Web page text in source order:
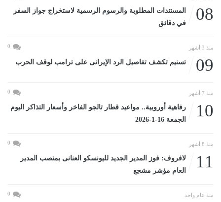
08
المستندات المطلوبة والرسوم الرسمية لاستخراج جواز السفر
في دقائق
منذ 3 أشهر 0
09 تسنيم تكشف تفاصيل الرد الإيرانى على ترامب لوقف الحرب
منذ 7 أشهر 0
10
رفاهية أوروبية.. مواعيد قطار تالجو الفاخر وأسعار التذاكر اليوم
الجمعة 16-1-2026
منذ 8 أشهر 0
11
لافروف: فوز المدير الجديد لليونسكو العنانى بمنصب المدير
العام مؤشر مشجع
منذ عام واحد 0